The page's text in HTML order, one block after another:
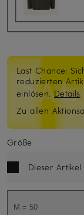
Last Chance:
reduzierten
einlösen.Details
Zu allen
Größe
Dieser Artikel
M = 50